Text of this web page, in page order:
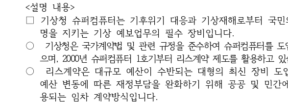
<설명 내용>
□ 기상청 슈퍼컴퓨터는 기후위기 대응과 기상재해로부터 국
명을 지키는 기상 예보업무의 필수 장비입니다.
○ 기상청은 국가계약법 및 관련 규정을 준수하여 슈퍼컴퓨터를 도
으며, 2000년 슈퍼컴퓨터 1호기부터 리스계약 제도를 활용하고 있
○ 리스계약은 대규모 예산이 수반되는 대형의 최신 장비 도
예산 변동에 따른 재정부담을 완화하기 위해 공공 및 민간
용되는 임차 계약방식입니다.